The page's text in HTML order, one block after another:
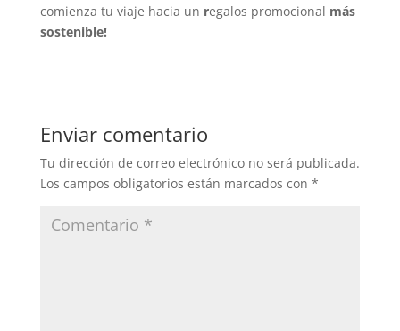
comienza tu viaje hacia un regalos promocional más
sostenible!
Enviar comentario
Tu dirección de correo electrónico no será publicada.
Los campos obligatorios están marcados con *